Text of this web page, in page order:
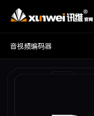
音视频编码器